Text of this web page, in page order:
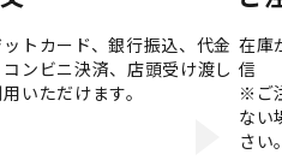
トカード、銀行振込、代金
ンビニ決済、店頭受け渡し
いただけます。
在庫
信
※ご
ない
さい